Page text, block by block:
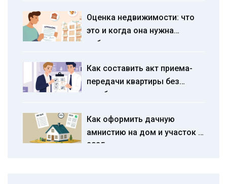
Оценка недвижимости: что
это и когда она нужна
собственнику и покупателю
Как составить акт приема-
передачи квартиры без
ошибок и споров: пошаговая
Как оформить дачную
амнистию на дом и участок в
2025 году: пошаговая